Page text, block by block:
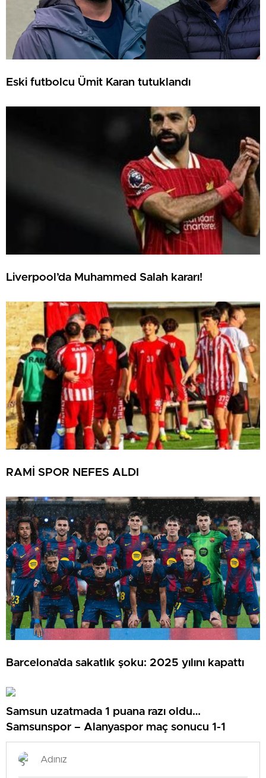
Eski futbolcu Ümit Karan tutuklandı
Liverpool’da Muhammed Salah kararı!
RAMİ SPOR NEFES ALDI
Barcelona’da sakatlık şoku: 2025 yılını kapattı
Samsun uzatmada 1 puana razı oldu…
Samsunspor – Alanyaspor maç sonucu 1-1